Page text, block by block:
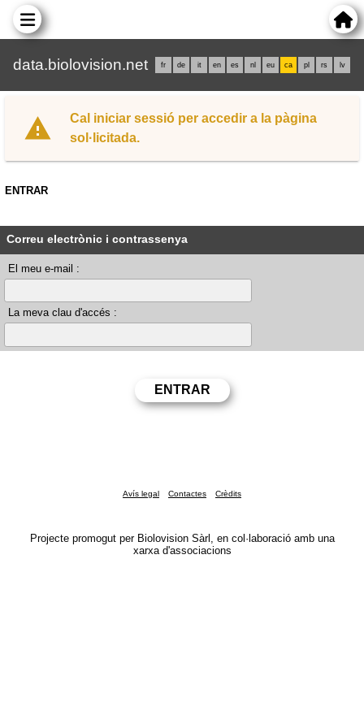
data.biolovision.net fr de it en es nl eu ca pl rs lv
Cal iniciar sessió per accedir a la pàgina
sol·licitada.
ENTRAR
Correu electrònic i contrassenya
El meu e-mail :
La meva clau d'accés :
Avís legal Contactes Crèdits
Projecte promogut per Biolovision Sàrl, en col·laboració amb una
xarxa d'associacions